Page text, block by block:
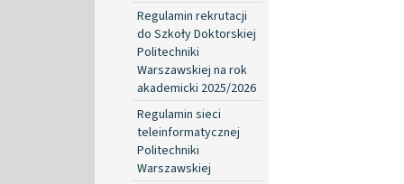
Regulamin rekrutacji
do Szkoły Doktorskiej
Politechniki
Warszawskiej na rok
akademicki 2025/2026
Regulamin sieci
teleinformatycznej
Politechniki
Warszawskiej